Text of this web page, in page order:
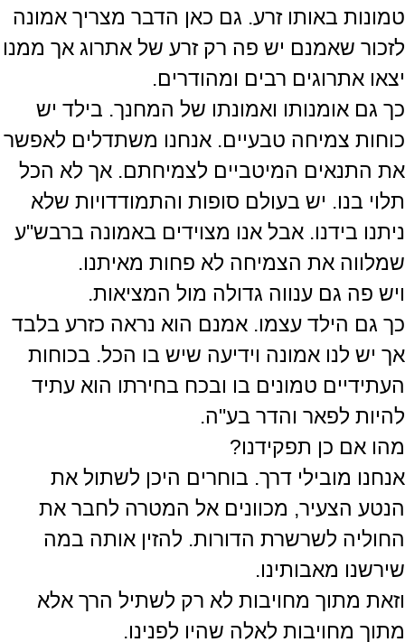
טמונות באותו זרע. גם כאן הדבר מצריך אמונה
לזכור שאמנם יש פה רק זרע של אתרוג אך ממנו
יצאו אתרוגים רבים ומהודרים.
כך גם אומנותו ואמונתו של המחנך. בילד יש
כוחות צמיחה טבעיים. אנחנו משתדלים לאפשר
את התנאים המיטביים לצמיחתם. אך לא הכל
תלוי בנו. יש בעולם סופות והתמודדויות שלא
ניתנו בידנו. אבל אנו מצוידים באמונה ברבש"ע
שמלווה את הצמיחה לא פחות מאיתנו.
ויש פה גם ענווה גדולה מול המציאות.
כך גם הילד עצמו. אמנם הוא נראה כזרע בלבד
אך יש לנו אמונה וידיעה שיש בו הכל. בכוחות
העתידיים טמונים בו ובכח בחירתו הוא עתיד
להיות לפאר והדר בע"ה.
מהו אם כן תפקידנו?
אנחנו מובילי דרך. בוחרים היכן לשתול את
הנטע הצעיר, מכוונים אל המטרה לחבר את
החוליה לשרשרת הדורות. להזין אותה במה
שירשנו מאבותינו.
וזאת מתוך מחויבות לא רק לשתיל הרך אלא
מתוך מחויבות לאלה שהיו לפנינו.